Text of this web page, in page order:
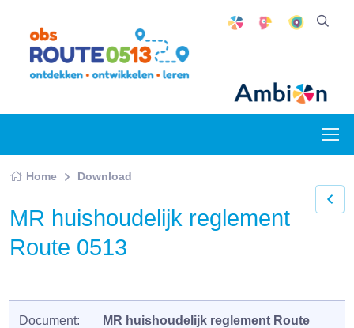
Home Download
MR huishoudelijk reglement
Route 0513
Document:
MR huishoudelijk reglement Route